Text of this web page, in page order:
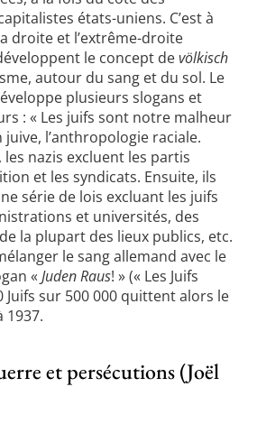
états-uniens. C’est à
droite et l’extrême-droite
le concept devölkisch
autour du sang et du sol. Le
plusieurs slogans et
: « Les juifs sont notre malheur
l’anthropologie raciale.
nazis excluent les partis
et les syndicats. Ensuite, ils
série de lois excluant les juifs
et universités, des
la plupart des lieux publics, etc.
le sang allemand avec le
«Juden Raus! » (« Les Juifs
Juifs sur 500 000 quittent alors le
1937.
et persécutions (Joël